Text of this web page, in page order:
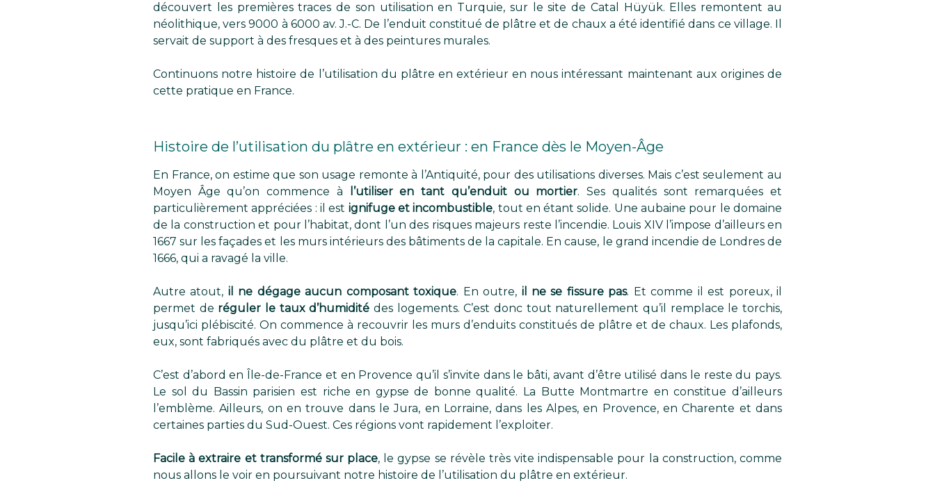
découvert les premières traces de son utilisation en Turquie, sur le site de Catal Hüyük. Elles remontent au
néolithique, vers 9000 à 6000 av. J.-C. De l’enduit constitué de plâtre et de chaux a été identifié dans ce village. Il
servait de support à des fresques et à des peintures murales.
Continuons notre histoire de l’utilisation du plâtre en extérieur en nous intéressant maintenant aux origines de
cette pratique en France.
Histoire de l’utilisation du plâtre en extérieur : en France dès le Moyen-Âge
En France, on estime que son usage remonte à l’Antiquité, pour des utilisations diverses. Mais c’est seulement au
Moyen Âge qu’on commence à
l’utiliser en tant qu’enduit ou mortier. Ses qualités sont remarquées et
particulièrement appréciées : il est ignifuge et incombustible, tout en étant solide. Une aubaine pour le domaine
de la construction et pour l’habitat, dont l’un des risques majeurs reste l’incendie. Louis XIV l’impose d’ailleurs en
1667 sur les façades et les murs intérieurs des bâtiments de la capitale. En cause, le grand incendie de Londres de
1666, qui a ravagé la ville.
Autre atout, il ne dégage aucun composant toxique. En outre, il ne se fissure pas. Et comme il est poreux, il
permet de réguler le taux d’humidité des logements. C’est donc tout naturellement qu’il remplace le torchis,
jusqu’ici plébiscité. On commence à recouvrir les murs d’enduits constitués de plâtre et de chaux. Les plafonds,
eux, sont fabriqués avec du plâtre et du bois.
C’est d’abord en Île-de-France et en Provence qu’il s’invite dans le bâti, avant d’être utilisé dans le reste du pays.
Le sol du Bassin parisien est riche en gypse de bonne qualité. La Butte Montmartre en constitue d’ailleurs
l’emblème. Ailleurs, on en trouve dans le Jura, en Lorraine, dans les Alpes, en Provence, en Charente et dans
certaines parties du Sud-Ouest. Ces régions vont rapidement l’exploiter.
Facile à extraire et transformé sur place, le gypse se révèle très vite indispensable pour la construction, comme
nous allons le voir en poursuivant notre histoire de l’utilisation du plâtre en extérieur.